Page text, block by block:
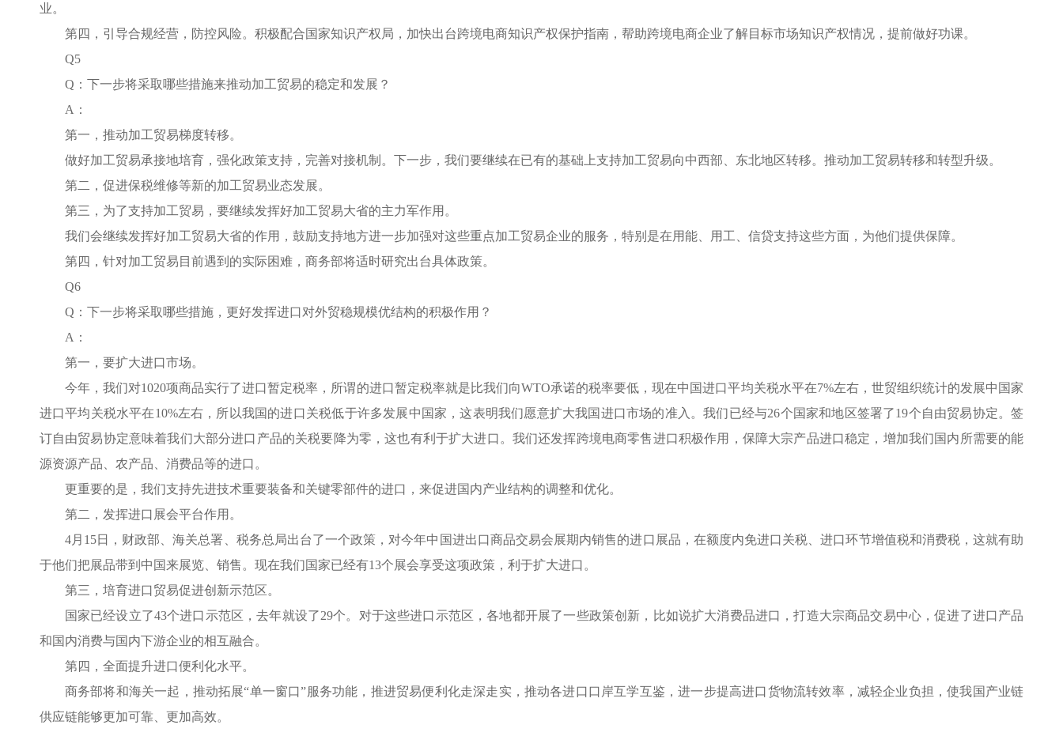
业。
第四，引导合规经营，防控风险。积极配合国家知识产权局，加快出台跨境电商知识产权保护指南，帮助跨境电商企业了解目标市场知识产权情况，提前做好功课。
Q5
Q：下一步将采取哪些措施来推动加工贸易的稳定和发展？
A：
第一，推动加工贸易梯度转移。
做好加工贸易承接地培育，强化政策支持，完善对接机制。下一步，我们要继续在已有的基础上支持加工贸易向中西部、东北地区转移。推动加工贸易转移和转型升级。
第二，促进保税维修等新的加工贸易业态发展。
第三，为了支持加工贸易，要继续发挥好加工贸易大省的主力军作用。
我们会继续发挥好加工贸易大省的作用，鼓励支持地方进一步加强对这些重点加工贸易企业的服务，特别是在用能、用工、信贷支持这些方面，为他们提供保障。
第四，针对加工贸易目前遇到的实际困难，商务部将适时研究出台具体政策。
Q6
Q：下一步将采取哪些措施，更好发挥进口对外贸稳规模优结构的积极作用？
A：
第一，要扩大进口市场。
今年，我们对1020项商品实行了进口暂定税率，所谓的进口暂定税率就是比我们向WTO承诺的税率要低，现在中国进口平均关税水平在7%左右，世贸组织统计的发展中国家
进口平均关税水平在10%左右，所以我国的进口关税低于许多发展中国家，这表明我们愿意扩大我国进口市场的准入。我们已经与26个国家和地区签署了19个自由贸易协定。签
订自由贸易协定意味着我们大部分进口产品的关税要降为零，这也有利于扩大进口。我们还发挥跨境电商零售进口积极作用，保障大宗产品进口稳定，增加我们国内所需要的能
源资源产品、农产品、消费品等的进口。
更重要的是，我们支持先进技术重要装备和关键零部件的进口，来促进国内产业结构的调整和优化。
第二，发挥进口展会平台作用。
4月15日，财政部、海关总署、税务总局出台了一个政策，对今年中国进出口商品交易会展期内销售的进口展品，在额度内免进口关税、进口环节增值税和消费税，这就有助
于他们把展品带到中国来展览、销售。现在我们国家已经有13个展会享受这项政策，利于扩大进口。
第三，培育进口贸易促进创新示范区。
国家已经设立了43个进口示范区，去年就设了29个。对于这些进口示范区，各地都开展了一些政策创新，比如说扩大消费品进口，打造大宗商品交易中心，促进了进口产品
和国内消费与国内下游企业的相互融合。
第四，全面提升进口便利化水平。
商务部将和海关一起，推动拓展“单一窗口”服务功能，推进贸易便利化走深走实，推动各进口口岸互学互鉴，进一步提高进口货物流转效率，减轻企业负担，使我国产业链
供应链能够更加可靠、更加高效。